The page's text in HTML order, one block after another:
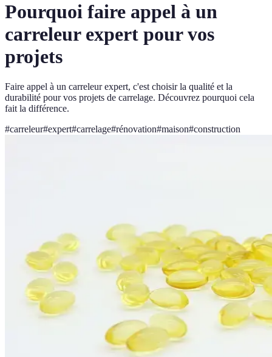
Pourquoi faire appel à un
carreleur expert pour vos
projets
Faire appel à un carreleur expert, c'est choisir la qualité et la
durabilité pour vos projets de carrelage. Découvrez pourquoi cela
fait la différence.
#carreleur#expert#carrelage#rénovation#maison#construction